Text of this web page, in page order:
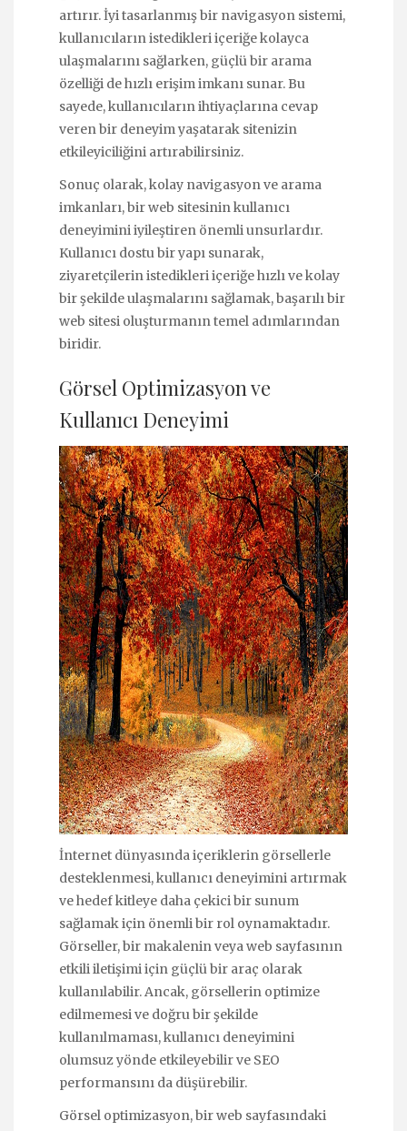
artırır. İyi tasarlanmış bir navigasyon sistemi,
kullanıcıların istedikleri içeriğe kolayca
ulaşmalarını sağlarken, güçlü bir arama
özelliği de hızlı erişim imkanı sunar. Bu
sayede, kullanıcıların ihtiyaçlarına cevap
veren bir deneyim yaşatarak sitenizin
etkileyiciliğini artırabilirsiniz.
Sonuç olarak, kolay navigasyon ve arama
imkanları, bir web sitesinin kullanıcı
deneyimini iyileştiren önemli unsurlardır.
Kullanıcı dostu bir yapı sunarak,
ziyaretçilerin istedikleri içeriğe hızlı ve kolay
bir şekilde ulaşmalarını sağlamak, başarılı bir
web sitesi oluşturmanın temel adımlarından
biridir.
Görsel Optimizasyon ve
Kullanıcı Deneyimi
İnternet dünyasında içeriklerin görsellerle
desteklenmesi, kullanıcı deneyimini artırmak
ve hedef kitleye daha çekici bir sunum
sağlamak için önemli bir rol oynamaktadır.
Görseller, bir makalenin veya web sayfasının
etkili iletişimi için güçlü bir araç olarak
kullanılabilir. Ancak, görsellerin optimize
edilmemesi ve doğru bir şekilde
kullanılmaması, kullanıcı deneyimini
olumsuz yönde etkileyebilir ve SEO
performansını da düşürebilir.
Görsel optimizasyon, bir web sayfasındaki